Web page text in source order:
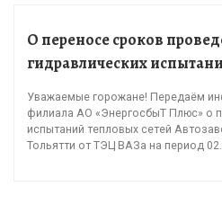
О переносе сроков
гидравлических
Уважаемые горожане! Передаём
филиала АО «ЭнергосбыТ Плюс» о
испытаний тепловых сетей
Тольятти от ТЭЦ ВАЗа на период